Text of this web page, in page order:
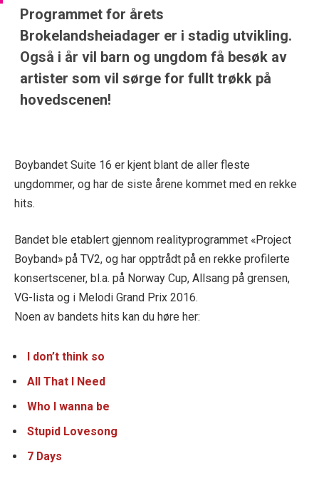
Programmet for årets
Brokelandsheiadager er i stadig utvikling.
Også i år vil barn og ungdom få besøk av
artister som vil sørge for fullt trøkk på
hovedscenen!
Boybandet Suite 16 er kjent blant de aller fleste
ungdommer, og har de siste årene kommet med en rekke
hits.
Bandet ble etablert gjennom realityprogrammet «Project
Boyband» på TV2, og har opptrådt på en rekke profilerte
konsertscener, bl.a. på Norway Cup, Allsang på grensen,
VG-lista og i Melodi Grand Prix 2016.
Noen av bandets hits kan du høre her:
I don’t think so
All That I Need
Who I wanna be
Stupid Lovesong
7 Days